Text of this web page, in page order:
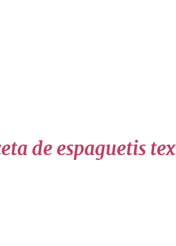
de espaguetis tex